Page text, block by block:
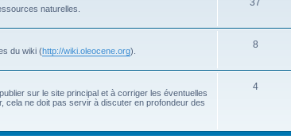
naturelles.
37
du wiki (http://wiki.oleocene.org).
8
sur le site principal et à corriger les éventuelles
cela ne doit pas servir à discuter en profondeur des
4